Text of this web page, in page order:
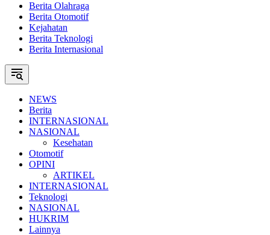
Berita Olahraga
Berita Otomotif
Kejahatan
Berita Teknologi
Berita Internasional
NEWS
Berita
INTERNASIONAL
NASIONAL
Kesehatan
Otomotif
OPINI
ARTIKEL
INTERNASIONAL
Teknologi
NASIONAL
HUKRIM
Lainnya